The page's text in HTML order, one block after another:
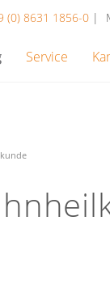
(0) 8631 1856-0 |
Service